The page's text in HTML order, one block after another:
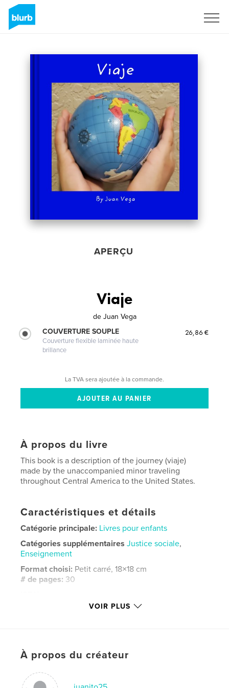
APERÇU
Viaje
de Juan Vega
COUVERTURE SOUPLE
Couverture flexible laminée haute
brillance
26,86 €
La TVA sera ajoutée à la commande.
À propos du livre
This book is a description of the journey (viaje)
made by the unaccompanied minor traveling
throughout Central America to the United States.
Caractéristiques et détails
Catégorie principale: Livres pour enfants
Catégories supplémentaires Justice sociale,
Enseignement
Format choisi: Petit carré, 18×18 cm
# de pages: 30
Couverture souple: 9781006703195
Mots-clés
VOIR PLUS
À propos du créateur